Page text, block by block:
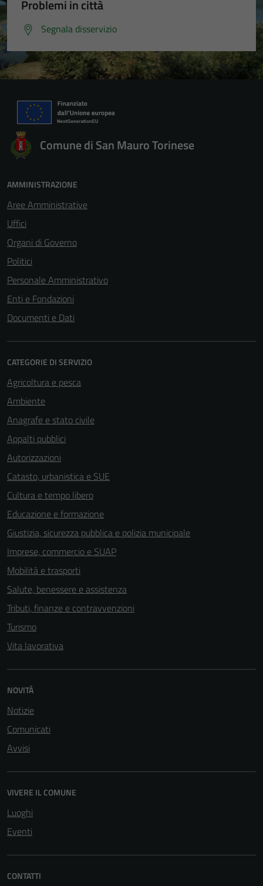
Problemi in città
Segnala disservizio
Comune di San Mauro Torinese
AMMINISTRAZIONE
Aree Amministrative
Uffici
Organi di Governo
Politici
Personale Amministrativo
Enti e Fondazioni
Documenti e Dati
CATEGORIE DI SERVIZIO
Agricoltura e pesca
Ambiente
Anagrafe e stato civile
Appalti pubblici
Autorizzazioni
Catasto, urbanistica e SUE
Cultura e tempo libero
Educazione e formazione
Giustizia, sicurezza pubblica e polizia municipale
Imprese, commercio e SUAP
Mobilità e trasporti
Salute, benessere e assistenza
Tributi, finanze e contravvenzioni
Turismo
Vita lavorativa
NOVITÀ
Notizie
Comunicati
Avvisi
VIVERE IL COMUNE
Luoghi
Eventi
CONTATTI